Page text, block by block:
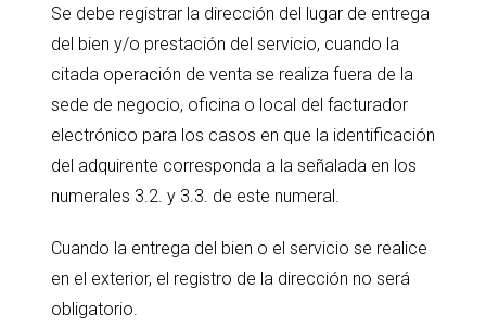
Se debe registrar la dirección del lugar de entrega
del bien y/o prestación del servicio, cuando la
citada operación de venta se realiza fuera de la
sede de negocio, oficina o local del facturador
electrónico para los casos en que la identificación
del adquirente corresponda a la señalada en los
numerales 3.2. y 3.3. de este numeral.
Cuando la entrega del bien o el servicio se realice
en el exterior, el registro de la dirección no será
obligatorio.